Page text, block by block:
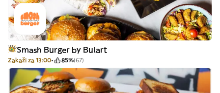
Smash Burger by Bulart
Zakaži za 13:00 85%(67)